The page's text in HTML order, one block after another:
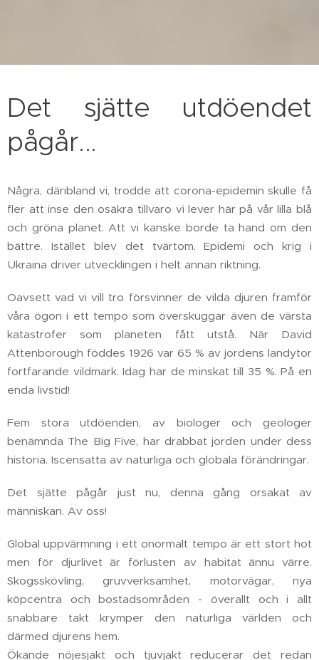
Det sjätte utdöendet
pågår...
Några, däribland vi, trodde att corona-epidemin skulle få
fler att inse den osäkra tillvaro vi lever här på vår lilla blå
och gröna planet. Att vi kanske borde ta hand om den
bättre. Istället blev det tvärtom. Epidemi och krig i
Ukraina driver utvecklingen i helt annan riktning.
Oavsett vad vi vill tro försvinner de vilda djuren framför
våra ögon i ett tempo som överskuggar även de värsta
katastrofer som planeten fått utstå. När David
Attenborough föddes 1926 var 65 % av jordens landytor
fortfarande vildmark. Idag har de minskat till 35 %. På en
enda livstid!
Fem stora utdöenden, av biologer och geologer
benämnda The Big Five, har drabbat jorden under dess
historia. Iscensatta av naturliga och globala förändringar.
Det sjätte pågår just nu, denna gång orsakat av
människan. Av oss!
Global uppvärmning i ett onormalt tempo är ett stort hot
men för djurlivet är förlusten av habitat ännu värre.
Skogsskövling, gruvverksamhet, motorvägar, nya
köpcentra och bostadsområden - överallt och i allt
snabbare takt krymper den naturliga världen och
därmed djurens hem.
Ökande nöjesjakt och tjuvjakt reducerar det redan